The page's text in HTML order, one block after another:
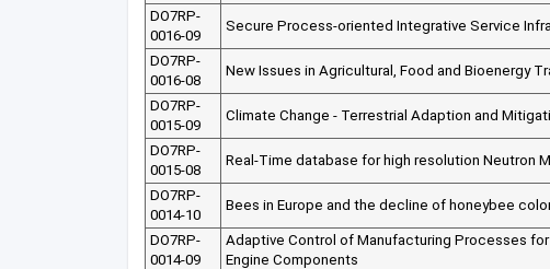
DO7RP-
0016-09
Secure Process-oriented Integrative Service
DO7RP-
0016-08
New Issues in Agricultural, Food and Bioenergy
DO7RP-
0015-09
Climate Change - Terrestrial Adaption and
DO7RP-
0015-08
Real-Time database for high resolution Neutron
DO7RP-
0014-10
Bees in Europe and the decline of honeybee
DO7RP-
0014-09
Adaptive Control of Manufacturing Processes
Engine Components